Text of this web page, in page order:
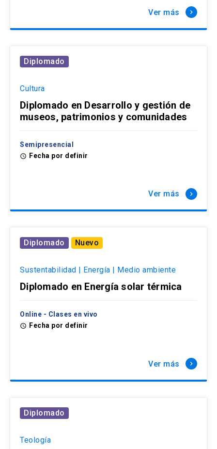
Ver más keyboard_arrow_right
Diplomado
Cultura
Diplomado en Desarrollo y gestión de
museos, patrimonios y comunidades
Semipresencial
access_time Fecha por definir
Ver más keyboard_arrow_right
Diplomado Nuevo
Sustentabilidad | Energía | Medio ambiente
Diplomado en Energía solar térmica
Online - Clases en vivo
access_time Fecha por definir
Ver más keyboard_arrow_right
Diplomado
Teología